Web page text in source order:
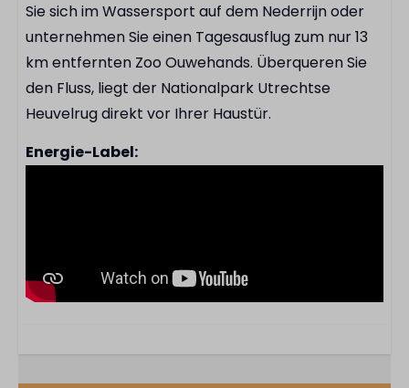
Sie sich im Wassersport auf dem Nederrijn oder
unternehmen Sie einen Tagesausflug zum nur 13
km entfernten Zoo Ouwehands. Überqueren Sie
den Fluss, liegt der Nationalpark Utrechtse
Heuvelrug direkt vor Ihrer Haustür.
Energie-Label: